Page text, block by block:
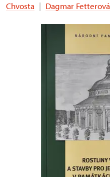
Chvosta | Dagmar Fetterová